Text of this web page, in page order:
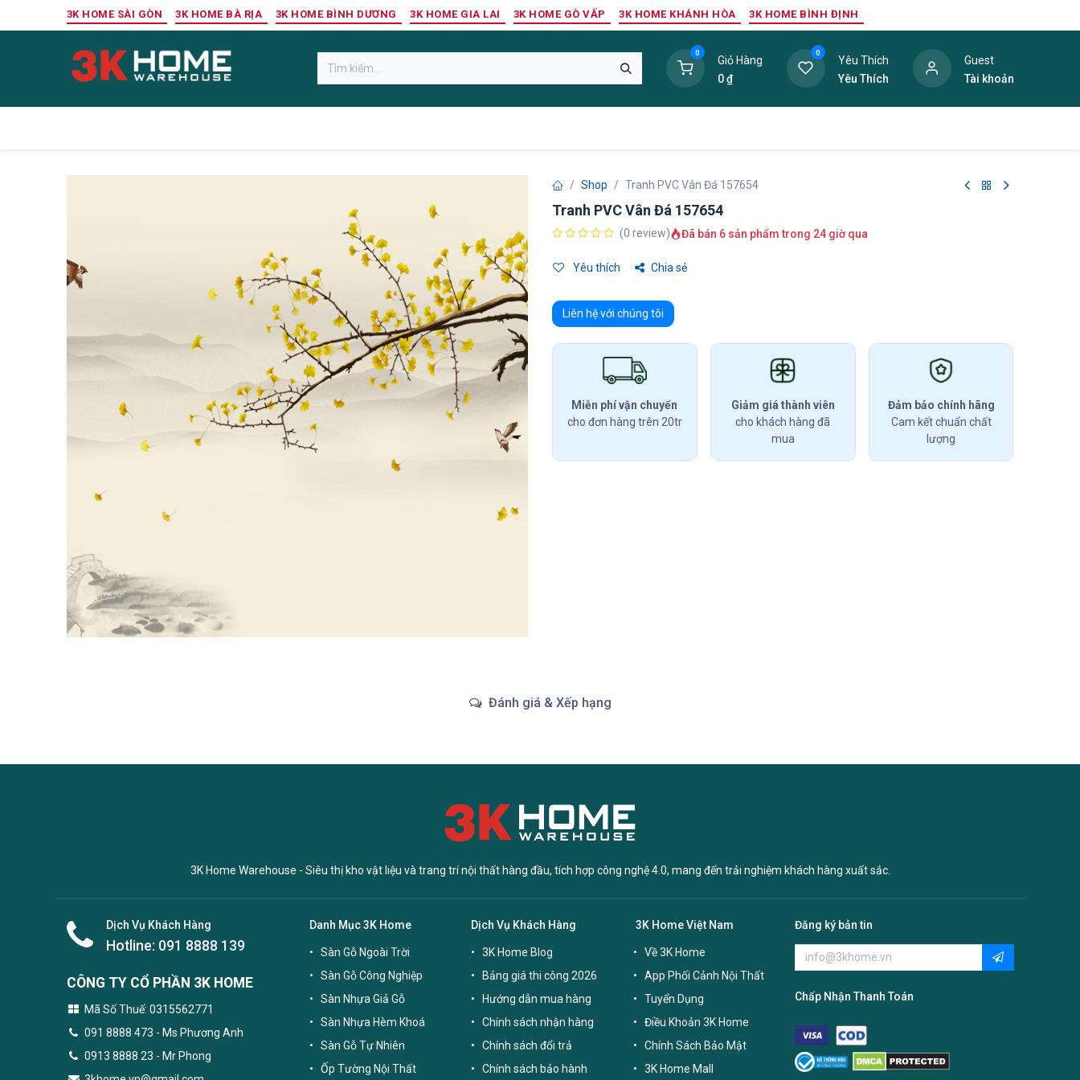
3K HOME SÀI GÒN 3K HOME BÀ RỊA 3K HOME BÌNH DƯƠNG 3K HOME GIA LAI 3K HOME GÒ VẤP 3K HOME KHÁNH HÒA 3K HOME BÌNH ĐỊNH
0
Giỏ Hàng
0₫
0
Yêu Thích
Yêu Thích
Guest
Tài khoản
Shop Tranh PVC Vân Đá 157654
Tranh PVC Vân Đá 157654
(0 review) Đã bán 6 sản phẩm trong 24 giờ qua
Yêu thích Chia sẻ
Liên hệ với chúng tôi
Miễn phí vận chuyển
cho đơn hàng trên 20tr
Giảm giá thành viên
cho khách hàng đã
mua
Đảm bảo chính hãng
Cam kết chuẩn chất
lượng
Đánh giá & Xếp hạng
3K Home Warehouse - Siêu thị kho vật liệu và trang trí nội thất hàng đầu, tích hợp công nghệ 4.0, mang đến trải nghiệm khách hàng xuất sắc.
Dịch Vụ Khách Hàng
Hotline: 091 8888 139
CÔNG TY CỔ PHẦN 3K HOME
Mã Số Thuế: 0315562771
091 8888 473 - Ms Phương Anh
0913 8888 23 - Mr Phong
Danh Mục 3K Home
Sàn Gỗ Ngoài Trời
Sàn Gỗ Công Nghiệp
Sàn Nhựa Giả Gỗ
Sàn Nhựa Hèm Khoá
Sàn Gỗ Tự Nhiên
Ốp Tường Nội Thất
Dịch Vụ Khách Hàng
3K Home Blog
Bảng giá thi công 2026
Hướng dẫn mua hàng
Chính sách nhận hàng
Chính sách đổi trả
Chính sách bảo hành
3K Home Việt Nam
Về 3K Home
App Phối Cảnh Nội Thất
Tuyển Dụng
Điều Khoản 3K Home
Chính Sách Bảo Mật
3K Home Mall
Đăng ký bản tin
Chấp Nhận Thanh Toán